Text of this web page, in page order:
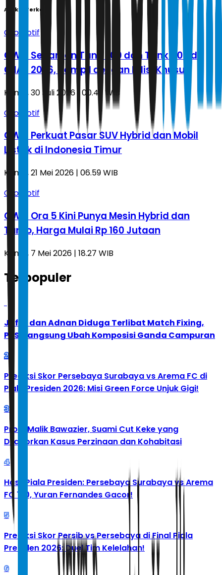
Artikel Terkait
Otomotif
GWM Segarkan Tank 300 dan Tank 500 di
GIIAS 2026, Tampil dengan Edisi Khusus
Kamis, 30 Juli 2026 | 00.49 WIB
Otomotif
GWM Perkuat Pasar SUV Hybrid dan Mobil
Listrik di Indonesia Timur
Kamis, 21 Mei 2026 | 06.59 WIB
Otomotif
GWM Ora 5 Kini Punya Mesin Hybrid dan
Turbo, Harga Mulai Rp 160 Jutaan
Kamis, 7 Mei 2026 | 18.27 WIB
Terpopuler
Jafar dan Adnan Diduga Terlibat Match Fixing,
PBSI Langsung Ubah Komposisi Ganda Campuran
2
Prediksi Skor Persebaya Surabaya vs Arema FC di
Piala Presiden 2026: Misi Green Force Unjuk Gigi!
3
Profil Malik Bawazier, Suami Cut Keke yang
Dilaporkan Kasus Perzinaan dan Kohabitasi
4
Hasil Piala Presiden: Persebaya Surabaya vs Arema
FC 1-0, Yuran Fernandes Gacor!
5
Prediksi Skor Persib vs Persebaya di Final Piala
Presiden 2026: Duel Tim Kelelahan!
6